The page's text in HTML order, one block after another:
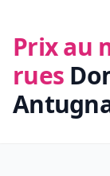
Prix au
rues